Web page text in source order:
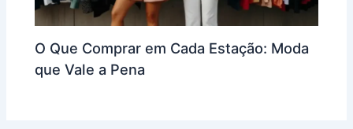
O Que Comprar em Cada Estação: Moda
que Vale a Pena